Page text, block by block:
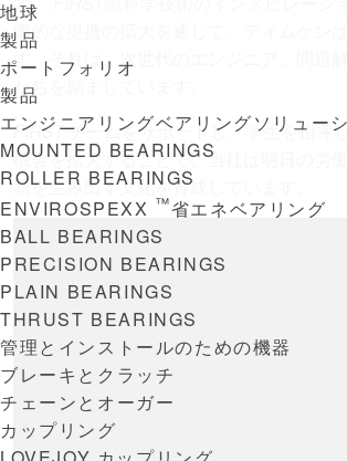
地球
製品
ポートフォリオ
製品
エンジニアリングベアリングソリュー
MOUNTED BEARINGS
ROLLER BEARINGS
ENVIROSPEXX ™省エネベアリング
BALL BEARINGS
PRECISION BEARINGS
PLAIN BEARINGS
THRUST BEARINGS
管理とインストールのための機器
ブレーキとクラッチ
チェーンとオーガー
カップリング
際的な提携の拡大を通じて、
す。それは、次世代のエンジニア、問題解
たちを励ましています。
FIRSTチームをサポートし、学生を指導
機会を拡大することで、当社は明日の労働
新を生み出す文化を育成しています。